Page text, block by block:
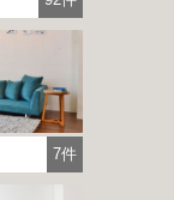
7件